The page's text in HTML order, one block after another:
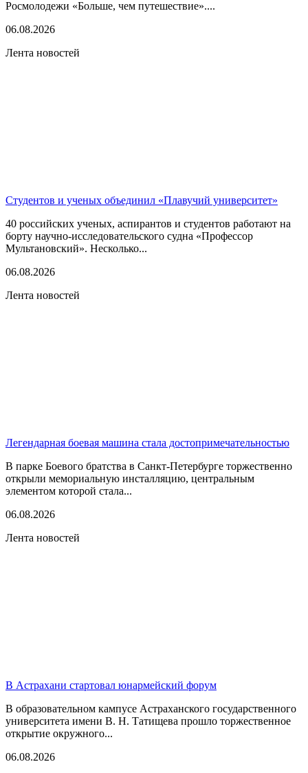
Росмолодежи «Больше, чем путешествие»....
06.08.2026
Лента новостей
Студентов и ученых объединил «Плавучий университет»
40 российских ученых, аспирантов и студентов работают на
борту научно-исследовательского судна «Профессор
Мультановский». Несколько...
06.08.2026
Лента новостей
Легендарная боевая машина стала достопримечательностью
В парке Боевого братства в Санкт-Петербурге торжественно
открыли мемориальную инсталляцию, центральным
элементом которой стала...
06.08.2026
Лента новостей
В Астрахани стартовал юнармейский форум
В образовательном кампусе Астраханского государственного
университета имени В. Н. Татищева прошло торжественное
открытие окружного...
06.08.2026